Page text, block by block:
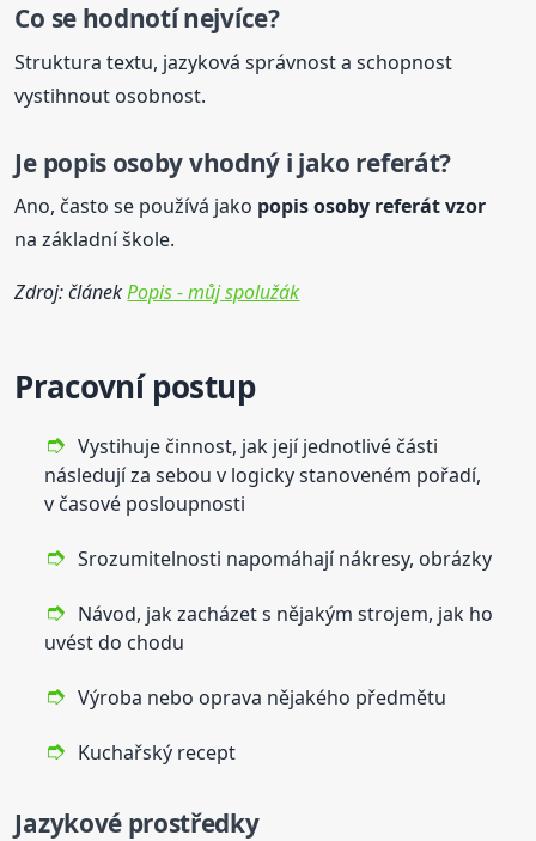
Co se hodnotí nejvíce?
Struktura textu, jazyková správnost a schopnost
vystihnout osobnost.
Je popis osoby vhodný i jako referát?
Ano, často se používá jako popisosoby referát vzor
na základní škole.
Zdroj: článekPopis - můj spolužák
Pracovní postup
Vystihuje činnost, jak její jednotlivé části
následují za sebou v logicky stanoveném pořadí,
v časové posloupnosti
Srozumitelnosti napomáhají nákresy, obrázky
Návod, jak zacházet s nějakým strojem, jak ho
uvést do chodu
Výroba nebo oprava nějakého předmětu
Kuchařský recept
Jazykové prostředky